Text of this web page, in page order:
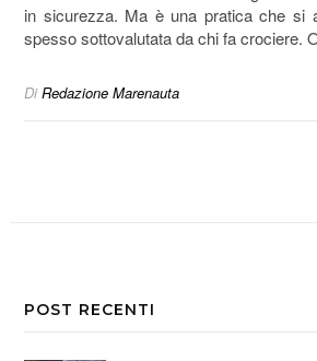
in sicurezza. Ma è una pratica che si
spesso sottovalutata da chi fa crociere.
Di Redazione Marenauta
POST RECENTI